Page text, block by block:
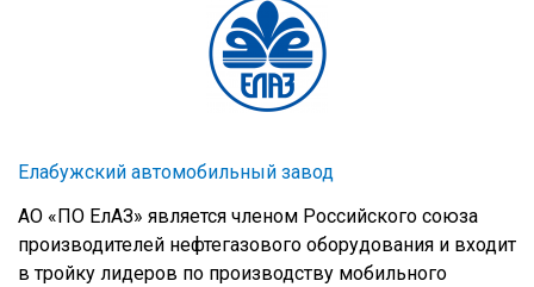
Елабужский автомобильный завод
АО «ПО ЕлАЗ» является членом Российского союза
производителей нефтегазового оборудования и входит
в тройку лидеров по производству мобильного